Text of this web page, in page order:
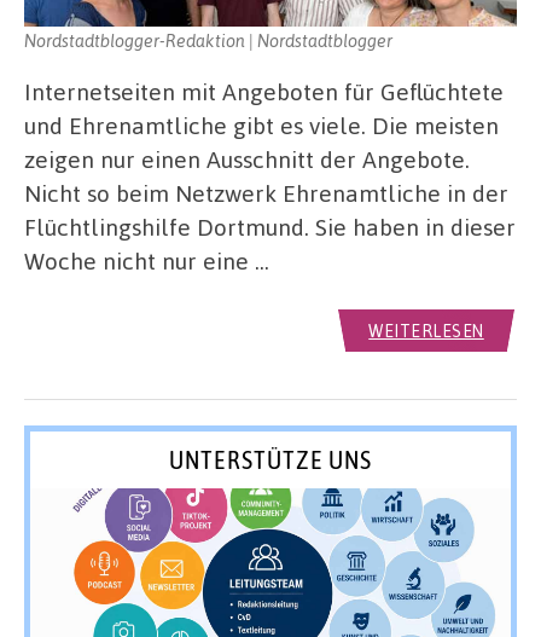
Nordstadtblogger-Redaktion | Nordstadtblogger
Internetseiten mit Angeboten für Geflüchtete
und Ehrenamtliche gibt es viele. Die meisten
zeigen nur einen Ausschnitt der Angebote.
Nicht so beim Netzwerk Ehrenamtliche in der
Flüchtlingshilfe Dortmund. Sie haben in dieser
Woche nicht nur eine …
WEITERLESEN
UNTERSTÜTZE UNS